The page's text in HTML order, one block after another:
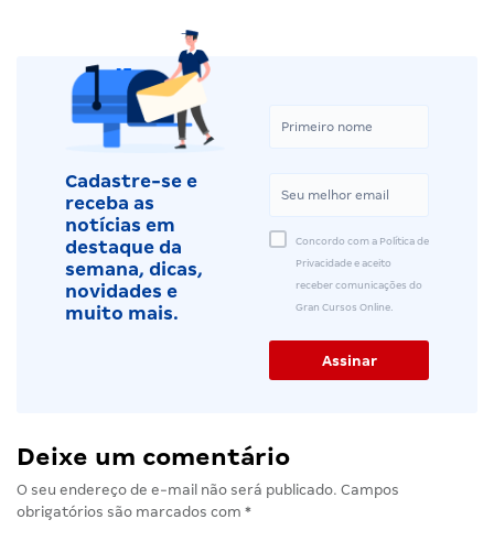
Cadastre-se e
receba as
notícias em
destaque da
semana, dicas,
novidades e
muito mais.
Concordo com a Política de
Privacidade e aceito
receber comunicações do
Gran Cursos Online.
Deixe um comentário
O seu endereço de e-mail não será publicado. Campos
obrigatórios são marcados com *